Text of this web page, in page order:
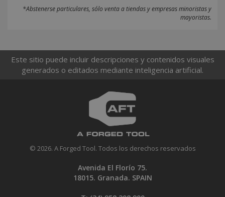
*Abstenerse particulares, sólo venta a tiendas y empresas minoristas y
mayoristas.
Este sitio puede incluir descripciones y contenidos visuales
generados o editados mediante inteligencia artificial.
© 2026. A Forged Tool. Todos los derechos reservados
Avenida El Florío 75.
18015. Granada. SPAIN